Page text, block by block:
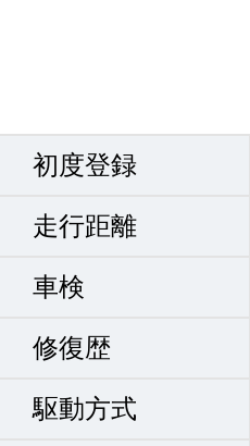
初度登録
走行距離
車検
修復歴
駆動方式